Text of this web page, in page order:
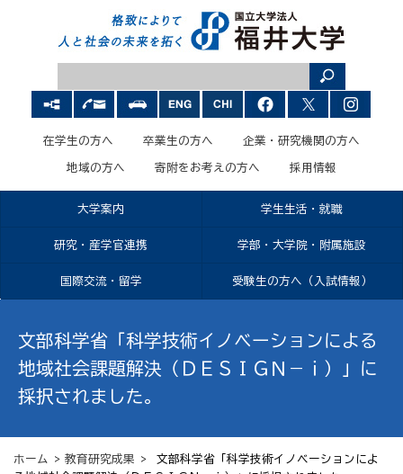
在学生の方へ 卒業生の方へ 企業・研究機関の方へ
地域の方へ 寄附をお考えの方へ 採用情報
大学案内 学生生活・就職
研究・産学官連携 学部・大学院・附属施設
国際交流・留学 受験生の方へ（入試情報）
文部科学省「科学技術イノベーションによる
地域社会課題解決（ＤＥＳＩＧＮ－ｉ）」に
採択されました。
ホーム > 教育研究成果 > 文部科学省「科学技術イノベーションによ